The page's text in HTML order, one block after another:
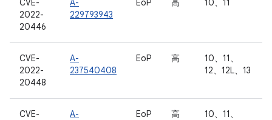
CVE-
2022-
20446
A-
229793943
EoP 高 10、11
CVE-
2022-
20448
A-
237540408
EoP 高
10、11、
12、12L、13
CVE-
A-
EoP 高
10、11、